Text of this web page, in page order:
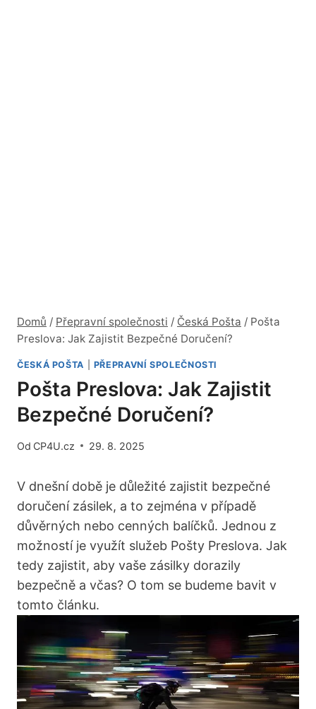
Domů / Přepravní společnosti / Česká Pošta / Pošta
Preslova: Jak Zajistit Bezpečné Doručení?
ČESKÁ POŠTA PŘEPRAVNÍ SPOLEČNOSTI
Pošta Preslova: Jak Zajistit
Bezpečné Doručení?
Od CP4U.cz 29. 8. 2025
V dnešní době je důležité zajistit bezpečné
doručení zásilek, a to zejména v případě
důvěrných nebo cenných balíčků. Jednou z
možností je využít služeb Pošty Preslova. Jak
tedy zajistit, aby vaše zásilky dorazily
bezpečně a včas? O tom se budeme bavit v
tomto článku.